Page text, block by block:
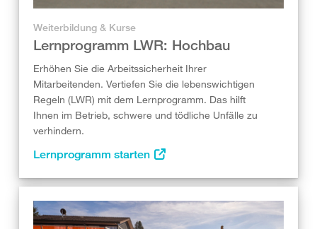
Weiterbildung & Kurse
Lernprogramm LWR: Hochbau
Erhöhen Sie die Arbeitssicherheit Ihrer
Mitarbeitenden. Vertiefen Sie die lebenswichtigen
Regeln (LWR) mit dem Lernprogramm. Das hilft
Ihnen im Betrieb, schwere und tödliche Unfälle zu
verhindern.
Lernprogramm starten